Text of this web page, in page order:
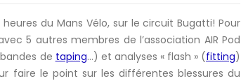
du Mans Vélo, sur le circuit Bugatti! Pour
5 autres membres de l’association AIR Pod
de taping…) et analyses « flash » (fitting)
faire le point sur les différentes blessures du